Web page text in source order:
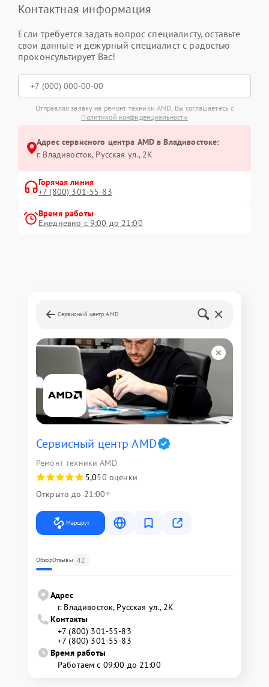
Контактная информация
Если требуется задать вопрос специалисту, оставьте
свои данные и дежурный специалист с радостью
проконсультирует Вас!
Отправляя заявку на ремонт техники AMD, Вы соглашаетесь с
Политикой конфиденциальности
Адрес сервисного центра AMD в Владивостоке:
г. Владивосток, Русская ул., 2К
Горячая линия
+7 (800) 301-55-83
Время работы
Ежедневно с 9:00 до 21:00
Сервисный центр AMD
Сервисный центр AMD
Ремонт техники AMD
5,050 оценки
Открыто до 21:00
Маршрут
ОбзорОтзывы 42
Адрес
г. Владивосток, Русская ул., 2К
Контакты
+7 (800) 301-55-83
+7 (800) 301-55-83
Время работы
Работаем с 09:00 до 21:00